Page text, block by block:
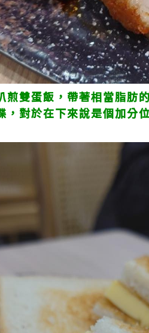
煎雙蛋飯，帶著相當脂肪
，對於在下來說是個加分